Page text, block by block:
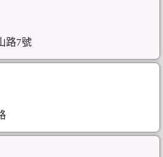
路7號